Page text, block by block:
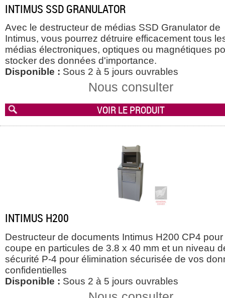
INTIMUS SSD GRANULATOR
Avec le destructeur de médias SSD Granulator de
Intimus, vous pourrez détruire efficacement tous
médias électroniques, optiques ou magnétiques
stocker des données d'importance.
Disponible : Sous 2 à 5 jours ouvrables
Nous consulter
VOIR LE PRODUIT
INTIMUS H200
Destructeur de documents Intimus H200 CP4
coupe en particules de 3.8 x 40 mm et un niveau
sécurité P-4 pour élimination sécurisée de vos
confidentielles
Disponible : Sous 2 à 5 jours ouvrables